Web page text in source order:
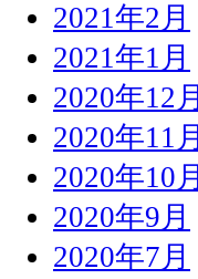
2021年2月
2021年1月
2020年12月
2020年11月
2020年10月
2020年9月
2020年7月